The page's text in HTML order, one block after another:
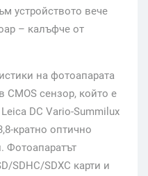
устройството вече
– калъфче от
на фотоапарата
сензор, който е
DC Vario-Summilux
кратно оптично
Фотоапаратът
SDHC/SDXC карти и